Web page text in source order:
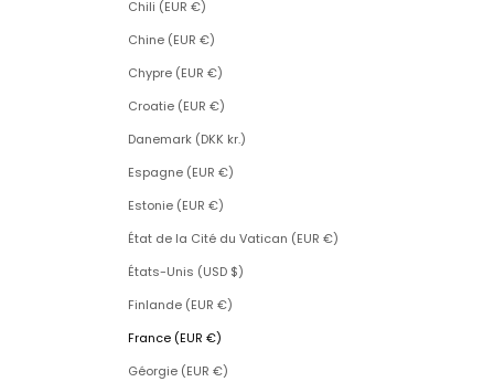
Chili (EUR €)
Chine (EUR €)
Chypre (EUR €)
Croatie (EUR €)
Danemark (DKK kr.)
Espagne (EUR €)
Estonie (EUR €)
État de la Cité du Vatican (EUR €)
États-Unis (USD $)
Finlande (EUR €)
France (EUR €)
Géorgie (EUR €)